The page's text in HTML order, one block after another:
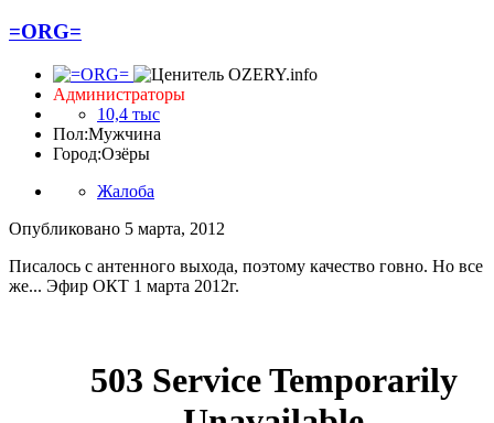
=ORG=
Администраторы
10,4 тыс
Пол:Мужчина
Город:Озёры
Жалоба
Опубликовано 5 марта, 2012
Писалось с антенного выхода, поэтому качество говно. Но все
же... Эфир ОКТ 1 марта 2012г.